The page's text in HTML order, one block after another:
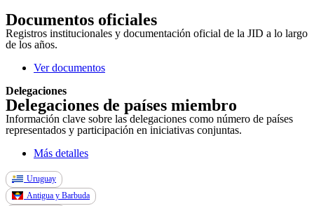
Documentos oficiales
Registros institucionales y documentación oficial de la JID a lo largo
de los años.
Ver documentos
Delegaciones
Delegaciones de países miembro
Información clave sobre las delegaciones como número de países
representados y participación en iniciativas conjuntas.
Más detalles
Uruguay
Antigua y Barbuda